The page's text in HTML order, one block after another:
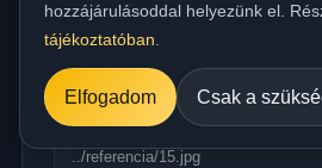
Országos meleg aszfaltozás
beállóra, parkolóra és
../referencia/15.jpg
hozzájárulásoddal helyezünk el.
tájékoztatóban
Elfogadom Csak a